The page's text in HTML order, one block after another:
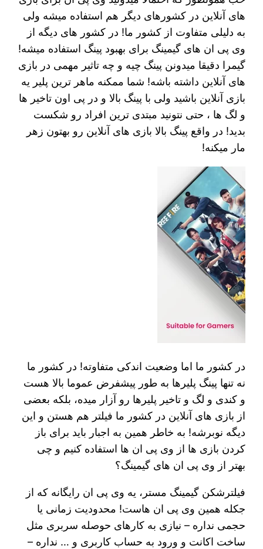
های آنلاین در کشورهای دیگر هم استفاده میشه ولی
به دلیلی متفاوت از کشور ما! در کشور های دیگه از
وی پی ان های گیمینگ برای بهبود پینگ استفاده میشه!
گیمرا دقیقا میدونن پینگ چیه و چه تاثیر مهمی در بازی
های آنلاین داشته باشه! شما ممکنه ماهر ترین پلیر یه
بازی آنلاین باشید ولی با پینگ بالا و در پی اون تاخیر ها
و لگ ها ، حتی نتونید مبتدی ترین افراد رو شکست
بدید! در واقع پینگ بالا بازی های آنلاین رو بهتون زهر
مار میکنه!
در کشور ما اما وضعیت اندکی متفاوته! در کشور ما
نه تنها پینگ پلیرها به طور پیشفرض عموما بالا هست
و کندی و لگ و تاخیر پلیرها رو آزار میده، بلکه بعضی
از بازی های آنلاین در کشور ما فیلتر هم هستن و این
دیگه نوبرشه! به خاطر همین به اجبار باید برای باز
کردن بازی ها از وی پی ان ها استفاده کنیم و چی
بهتر از وی پی ان های گیمینگ؟
فیلترشکن گیمینگ مستر، یه وی پی ان رایگانه که از
جکله همین وی پی ان هاست! محدودیت زمانی یا
حجمی نداره – نیازی به کارهای حوصله سربری مثل
ساخت اکانت و ورود به حساب کاربری و … نداره –